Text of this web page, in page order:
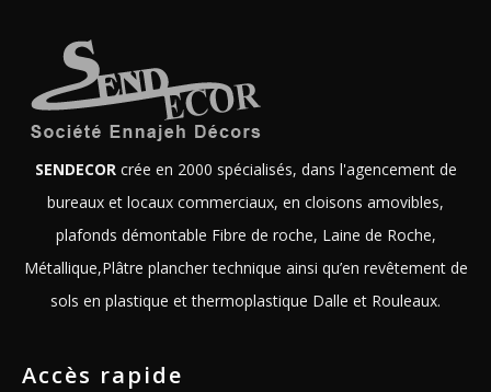
SENDECORcrée en 2000 spécialisés, dans l'agencement de
bureaux et locaux commerciaux, en cloisons amovibles,
plafonds démontable Fibre de roche, Laine de Roche,
Métallique,Plâtre plancher technique ainsi qu’en revêtement de
sols en plastique et thermoplastique Dalle et Rouleaux.
Accès rapide